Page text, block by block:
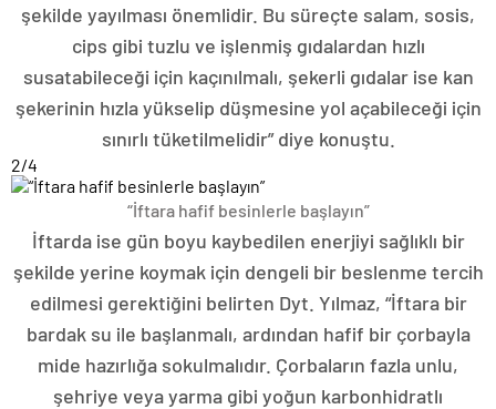
şekilde yayılması önemlidir. Bu süreçte salam, sosis,
cips gibi tuzlu ve işlenmiş gıdalardan hızlı
susatabileceği için kaçınılmalı, şekerli gıdalar ise kan
şekerinin hızla yükselip düşmesine yol açabileceği için
sınırlı tüketilmelidir” diye konuştu.
2/4
“İftara hafif besinlerle başlayın”
İftarda ise gün boyu kaybedilen enerjiyi sağlıklı bir
şekilde yerine koymak için dengeli bir beslenme tercih
edilmesi gerektiğini belirten Dyt. Yılmaz, “İftara bir
bardak su ile başlanmalı, ardından hafif bir çorbayla
mide hazırlığa sokulmalıdır. Çorbaların fazla unlu,
şehriye veya yarma gibi yoğun karbonhidratlı